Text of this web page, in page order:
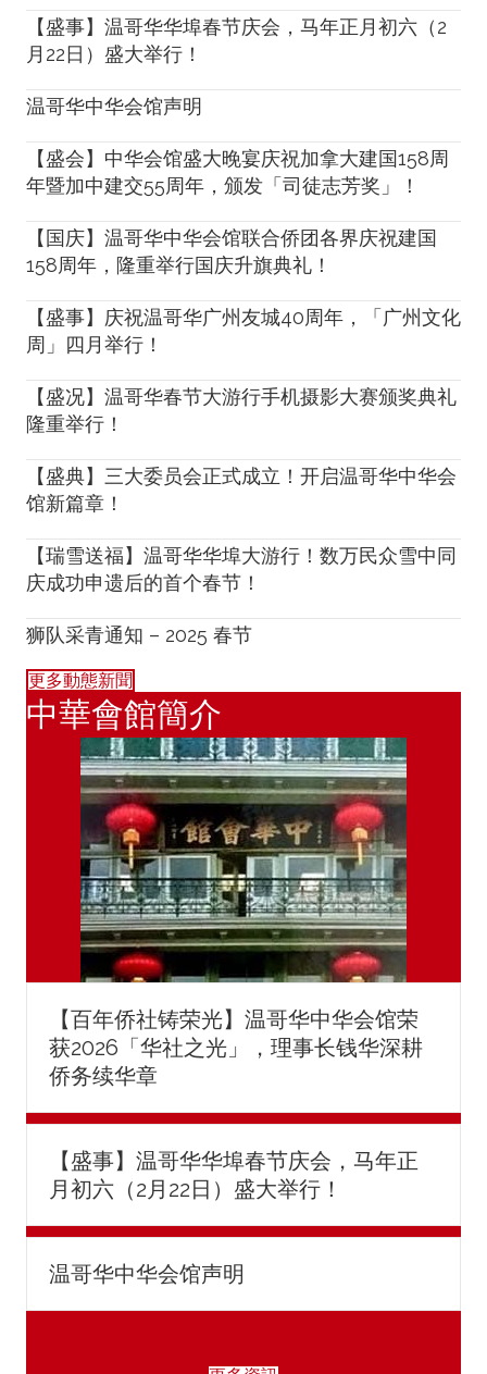
【盛事】温哥华华埠春节庆会，马年正月初六（2
月22日）盛大举行！
温哥华中华会馆声明
【盛会】中华会馆盛大晚宴庆祝加拿大建国158周
年暨加中建交55周年，颁发「司徒志芳奖」！
【国庆】温哥华中华会馆联合侨团各界庆祝建国
158周年，隆重举行国庆升旗典礼！
【盛事】庆祝温哥华广州友城40周年，「广州文化
周」四月举行！
【盛况】温哥华春节大游行手机摄影大赛颁奖典礼
隆重举行！
【盛典】三大委员会正式成立！开启温哥华中华会
馆新篇章！
【瑞雪送福】温哥华华埠大游行！数万民众雪中同
庆成功申遗后的首个春节！
狮队采青通知 – 2025 春节
更多動態新聞
中華會館簡介
【百年侨社铸荣光】温哥华中华会馆荣
获2026「华社之光」，理事长钱华深耕
侨务续华章
【盛事】温哥华华埠春节庆会，马年正
月初六（2月22日）盛大举行！
温哥华中华会馆声明